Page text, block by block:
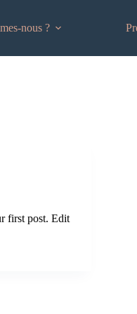
nous ?
first post. Edit